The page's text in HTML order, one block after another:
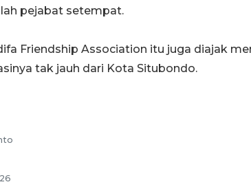
pejabat setempat.
Friendship Association itu juga diajak
tak jauh dari Kota Situbondo.